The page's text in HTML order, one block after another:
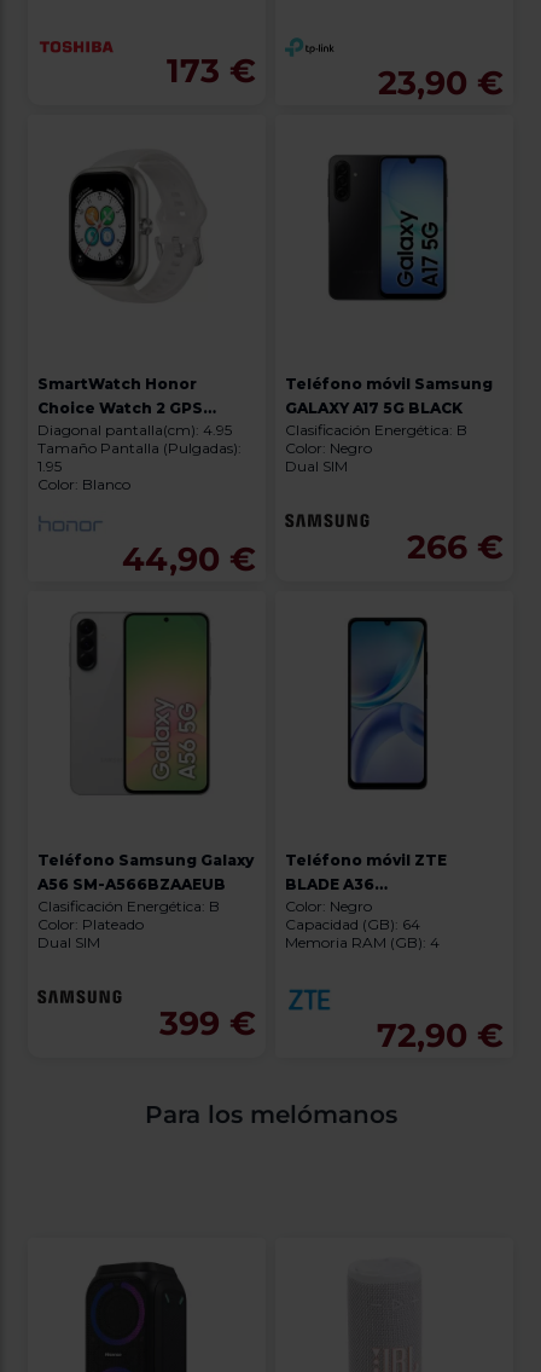
173 € 23,90 €
SmartWatch Honor
Choice Watch 2 GPS
White
Diagonal pantalla(cm): 4.95
Tamaño Pantalla (Pulgadas):
1.95
Color: Blanco
44,90 €
Teléfono móvil Samsung
GALAXY A17 5G BLACK
Clasificación Energética: B
Color: Negro
Dual SIM
266 €
Teléfono Samsung Galaxy
A56 SM-A566BZAAEUB
Clasificación Energética: B
Color: Plateado
Dual SIM
399 €
Teléfono móvil ZTE
BLADE A36
4GB/64GB/6,75" P606F20
BLACK
Color: Negro
Capacidad (GB): 64
Memoria RAM (GB): 4
72,90 €
Para los melómanos